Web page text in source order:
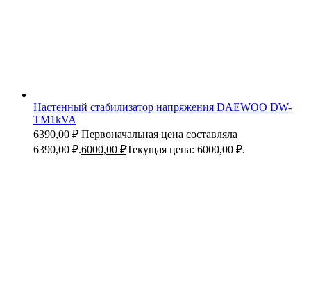
Настенный стабилизатор напряжения DAEWOO DW-
TM1kVA
6390,00₽ Первоначальная цена составляла
6390,00 ₽.6000,00 ₽Текущая цена: 6000,00 ₽.